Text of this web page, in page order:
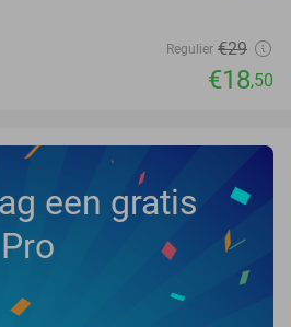
Regulier €29
€18,50
een gratis